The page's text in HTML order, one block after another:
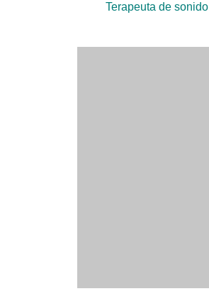
Terapeuta de sonido